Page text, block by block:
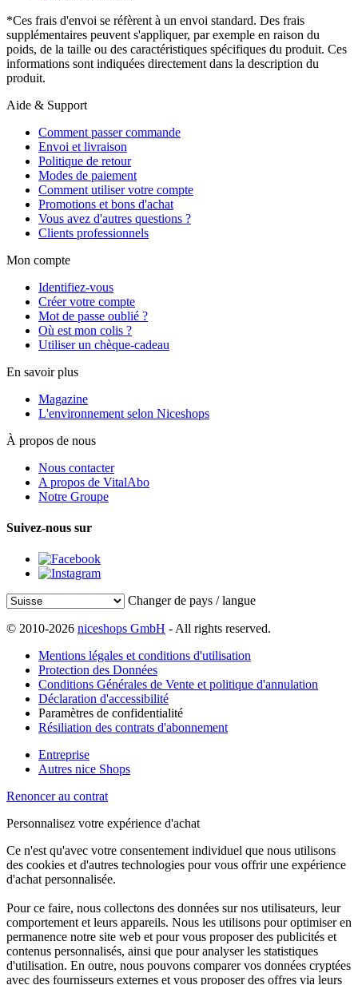
*Ces frais d'envoi se réfèrent à un envoi standard. Des frais
supplémentaires peuvent s'appliquer, par exemple en raison du
poids, de la taille ou des caractéristiques spécifiques du produit. Ces
informations sont indiquées directement dans la description du
produit.
Aide & Support
Comment passer commande
Envoi et livraison
Politique de retour
Modes de paiement
Comment utiliser votre compte
Promotions et bons d'achat
Vous avez d'autres questions ?
Clients professionnels
Mon compte
Identifiez-vous
Créer votre compte
Mot de passe oublié ?
Où est mon colis ?
Utiliser un chèque-cadeau
En savoir plus
Magazine
L'environnement selon Niceshops
À propos de nous
Nous contacter
A propos de VitalAbo
Notre Groupe
Suivez-nous sur
Changer de pays / langue
© 2010-2026 niceshops GmbH - All rights reserved.
Mentions légales et conditions d'utilisation
Protection des Données
Conditions Générales de Vente et politique d'annulation
Déclaration d'accessibilité
Paramètres de confidentialité
Résiliation des contrats d'abonnement
Entreprise
Autres nice Shops
Renoncer au contrat
Personnalisez votre expérience d'achat
Ce n'est qu'avec votre consentement individuel que nous utilisons
des cookies et d'autres technologies pour vous offrir une expérience
d'achat personnalisée.
Pour ce faire, nous collectons des données sur nos utilisateurs, leur
comportement et leurs appareils. Nous les utilisons pour optimiser en
permanence notre site web et pour vous proposer des publicités et
contenus personnalisés, ainsi que pour analyser les statistiques
d'utilisation. En outre, nous pouvons comparer vos données cryptées
avec des fournisseurs externes et vous proposer des offres via leurs